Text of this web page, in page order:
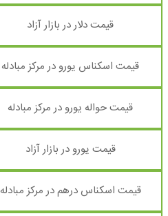
قیمت دلار در بازار آزاد
قیمت اسکناس یورو در مرکز مبادله
قیمت حواله یورو در مرکز مبادله
قیمت یورو در بازار آزاد
قیمت اسکناس درهم در مرکز مبادله